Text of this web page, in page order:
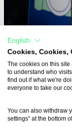
Home
Aus- und
English
Cookies, Cookies,
The cookies on this
to understand who
find out if what we're
everyone to take our
You can also withdraw
settings” at the bottom